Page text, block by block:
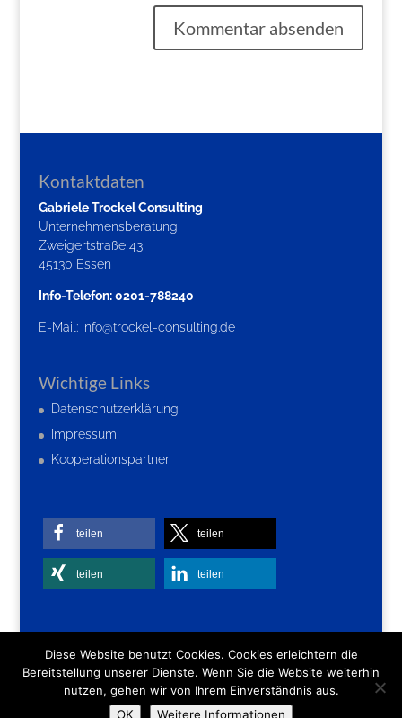
Kontaktdaten
Gabriele Trockel Consulting
Unternehmensberatung
Zweigertstraße 43
45130 Essen
Info-Telefon: 0201-788240
E-Mail: info@trockel-consulting.de
Wichtige Links
Datenschutzerklärung
Impressum
Kooperationspartner
teilen teilen
teilen teilen
Diese Website benutzt Cookies. Cookies erleichtern die
Bereitstellung unserer Dienste. Wenn Sie die Website weiterhin
nutzen, gehen wir von Ihrem Einverständnis aus.
OK
Weitere Informationen